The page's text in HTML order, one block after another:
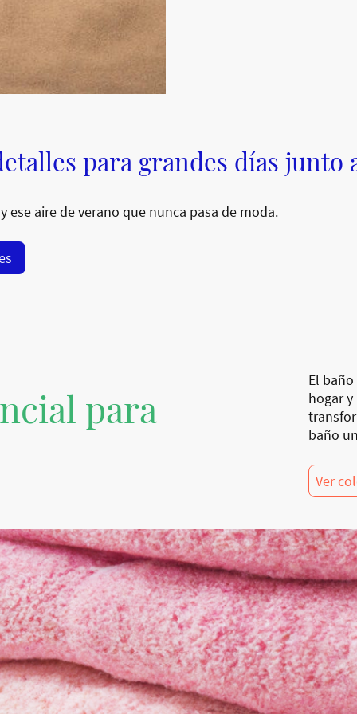
para grandes días junto
ese aire de verano que nunca pasa de moda.
para
El
hogar
baño
Ver